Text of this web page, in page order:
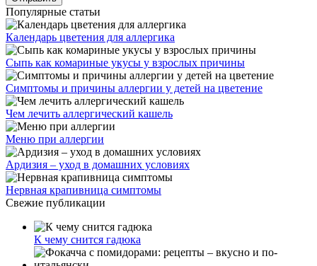
Популярные статьи
Календарь цветения для аллергика
Сыпь как комариные укусы у взрослых причины
Симптомы и причины аллергии у детей на цветение
Чем лечить аллергический кашель
Меню при аллергии
Ардизия – уход в домашних условиях
Нервная крапивница симптомы
Свежие публикации
К чему снится гадюка